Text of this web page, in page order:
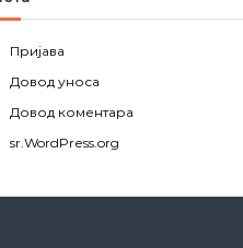
Пријава
Довод уноса
Довод коментара
sr.WordPress.org